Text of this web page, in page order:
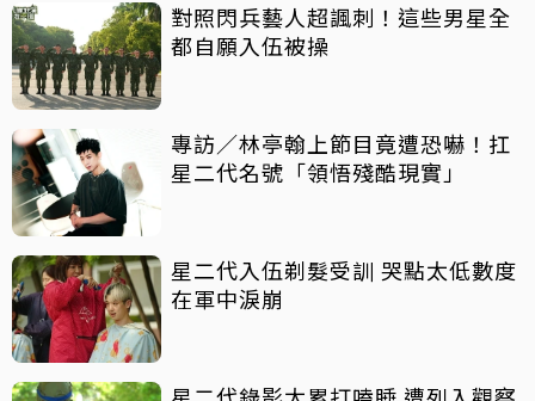
對照閃兵藝人超諷刺！這些男星全
都自願入伍被操
專訪／林亭翰上節目竟遭恐嚇！扛
星二代名號「領悟殘酷現實」
星二代入伍剃髮受訓 哭點太低數度
在軍中淚崩